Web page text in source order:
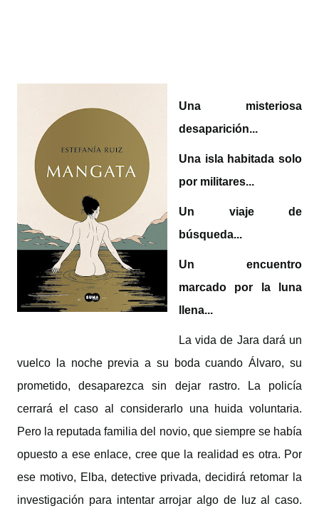
Una misteriosa
desaparición...
Una isla habitada solo
por militares...
Un viaje de
búsqueda...
Un encuentro
marcado por la luna
llena...
La vida de Jara dará un
vuelco la noche previa a su boda cuando Álvaro, su
prometido, desaparezca sin dejar rastro. La policía
cerrará el caso al considerarlo una huida voluntaria.
Pero la reputada familia del novio, que siempre se había
opuesto a ese enlace, cree que la realidad es otra. Por
ese motivo, Elba, detective privada, decidirá retomar la
investigación para intentar arrojar algo de luz al caso.